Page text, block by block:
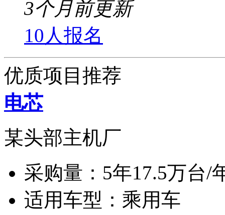
3个月前更新
10人报名
优质项目推荐
电芯
某头部主机厂
采购量： 5年17.5万台/
适用车型： 乘用车